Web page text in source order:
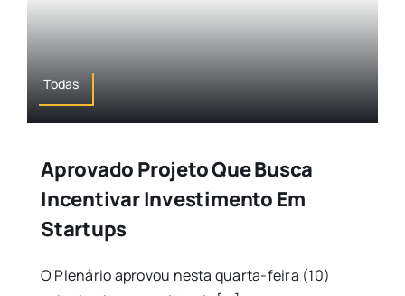
Todas
Aprovado Projeto Que Busca
Incentivar Investimento Em
Startups
O Plenário aprovou nesta quarta-feira (10)